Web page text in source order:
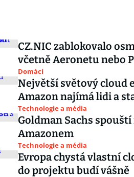
CZ.NIC zablokovalo
včetně Aeronetu nebo
Domácí
Největší světový cloud
Amazon najímá lidi a
Technologie a média
Goldman Sachs
Amazonem
Technologie a média
Evropa chystá vlastní
do projektu budí vášně